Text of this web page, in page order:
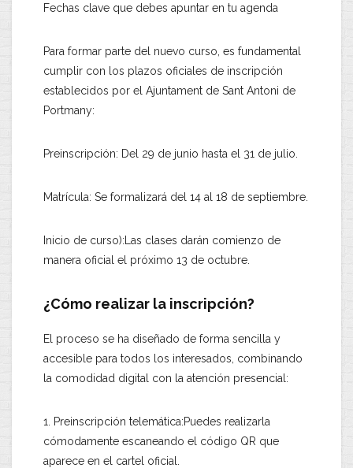
Fechas clave que debes apuntar en tu agenda
Para formar parte del nuevo curso, es fundamental
cumplir con los plazos oficiales de inscripción
establecidos por el Ajuntament de Sant Antoni de
Portmany:
Preinscripción: Del 29 de junio hasta el 31 de julio.
Matrícula: Se formalizará del 14 al 18 de septiembre.
Inicio de curso):Las clases darán comienzo de
manera oficial el próximo 13 de octubre.
¿Cómo realizar la inscripción?
El proceso se ha diseñado de forma sencilla y
accesible para todos los interesados, combinando
la comodidad digital con la atención presencial:
1. Preinscripción telemática:Puedes realizarla
cómodamente escaneando el código QR que
aparece en el cartel oficial.